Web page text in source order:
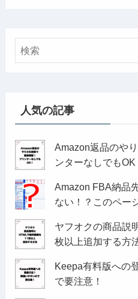
人気の記事
Amazon返品のや
ンターなしでもOK
Amazon FBA納品
ない！？このペー
ヤフオクの商品説
枚以上追加する方
Keepa有料版への
で要注意！